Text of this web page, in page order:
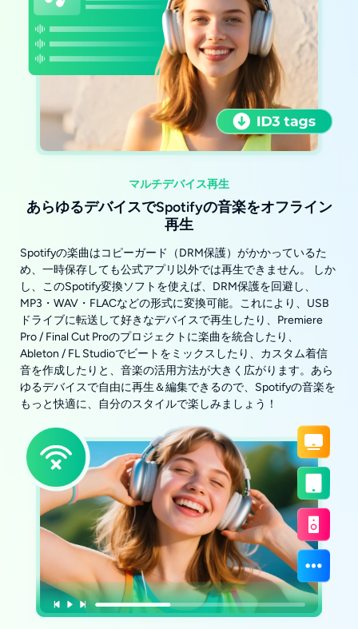
マルチデバイス再生
あらゆるデバイスでSpotifyの音楽をオフライン
再生
Spotifyの楽曲はコピーガード（DRM保護）がかかっているた
め、一時保存しても公式アプリ以外では再生できません。 しか
し、このSpotify変換ソフトを使えば、DRM保護を回避し、
MP3・WAV・FLACなどの形式に変換可能。これにより、USB
ドライブに転送して好きなデバイスで再生したり、Premiere
Pro / Final Cut Proのプロジェクトに楽曲を統合したり、
Ableton / FL Studioでビートをミックスしたり、カスタム着信
音を作成したりと、音楽の活用方法が大きく広がります。あら
ゆるデバイスで自由に再生＆編集できるので、Spotifyの音楽を
もっと快適に、自分のスタイルで楽しみましょう！